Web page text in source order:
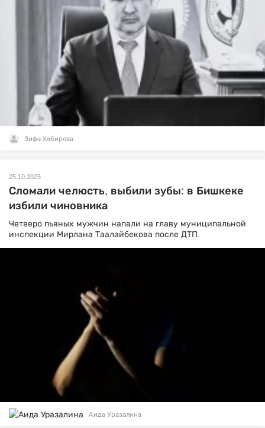
Зифа Хабирова
25.10.2025
Сломали челюсть, выбили зубы: в Бишкеке
избили чиновника
Четверо пьяных мужчин напали на главу муниципальной
инспекции Мирлана Таалайбекова после ДТП.
Аида Уразалина